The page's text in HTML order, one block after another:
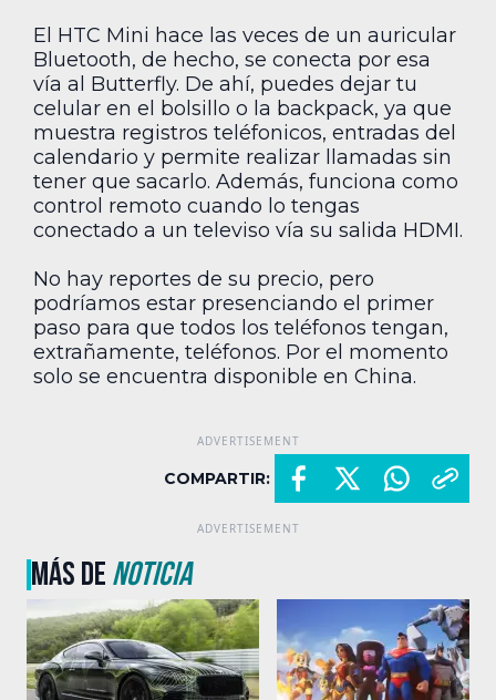
El HTC Mini hace las veces de un auricular
Bluetooth, de hecho, se conecta por esa
vía al Butterfly. De ahí, puedes dejar tu
celular en el bolsillo o la backpack, ya que
muestra registros teléfonicos, entradas del
calendario y permite realizar llamadas sin
tener que sacarlo. Además, funciona como
control remoto cuando lo tengas
conectado a un televiso vía su salida HDMI.
No hay reportes de su precio, pero
podríamos estar presenciando el primer
paso para que todos los teléfonos tengan,
extrañamente, teléfonos. Por el momento
solo se encuentra disponible en China.
COMPARTIR:
MÁS DENOTICIA